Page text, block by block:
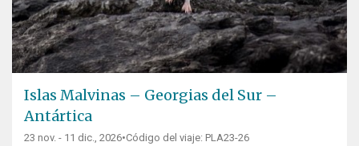
Islas Malvinas – Georgias del Sur –
Antártica
23 nov. - 11 dic., 2026•Código del viaje: PLA23-26